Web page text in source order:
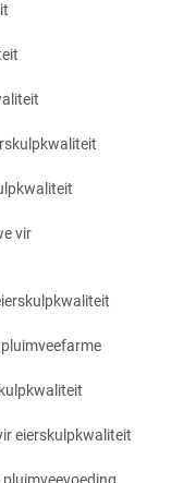
vir
eierskulpkwaliteit